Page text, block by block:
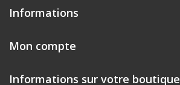
Informations
Mon compte
Informations sur votre boutique